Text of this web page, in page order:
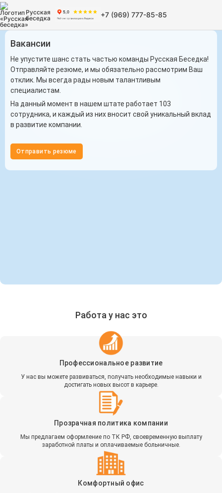
Русская
беседка
+7 (969) 777-85-85
Вакансии
Не упустите шанс стать частью команды Русская Беседка!
Отправляйте резюме, и мы обязательно рассмотрим Ваш
отклик. Мы всегда рады новым талантливым
специалистам.
На данный момент в нашем штате работает 103
сотрудника, и каждый из них вносит свой уникальный вклад
в развитие компании.
Отправить резюме
Работа у нас это
Профессиональное развитие
У нас вы можете развиваться, получать необходимые навыки и
достигать новых высот в карьере.
Прозрачная политика компании
Мы предлагаем оформление по ТК РФ, своевременную выплату
заработной платы и оплачиваемые больничные.
Комфортный офис